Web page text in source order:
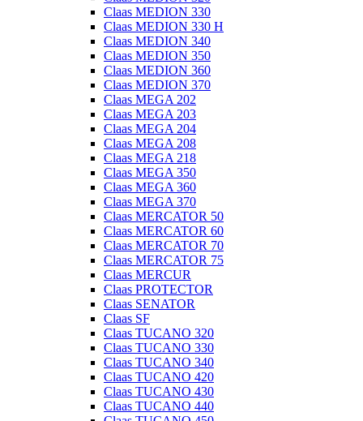
Claas MEDION 330
Claas MEDION 330 H
Claas MEDION 340
Claas MEDION 350
Claas MEDION 360
Claas MEDION 370
Claas MEGA 202
Claas MEGA 203
Claas MEGA 204
Claas MEGA 208
Claas MEGA 218
Claas MEGA 350
Claas MEGA 360
Claas MEGA 370
Claas MERCATOR 50
Claas MERCATOR 60
Claas MERCATOR 70
Claas MERCATOR 75
Claas MERCUR
Claas PROTECTOR
Claas SENATOR
Claas SF
Claas TUCANO 320
Claas TUCANO 330
Claas TUCANO 340
Claas TUCANO 420
Claas TUCANO 430
Claas TUCANO 440